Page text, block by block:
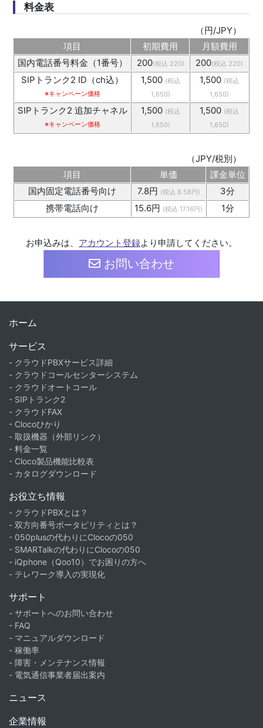
料金表
（円/JPY）
項目
初期費用
月額費用
国内電話番号料金（1番号）
200(税込 220) 200(税込 220)
SIPトランク2 ID（ch込）
※キャンペーン価格
1,500 (税込
1,650)
1,500 (税込
1,650)
SIPトランク2 追加チャネル
※キャンペーン価格
1,500 (税込
1,650)
1,500 (税込
1,650)
（JPY/税別）
項目
単価
課金単位
国内固定電話番号向け
7.8円 (税込 8.58円)
3分
携帯電話向け
15.6円 (税込 17.16円) 1分
お申込みは、 アカウント登録より申請してください。
お問い合わせ
ホーム
サービス
- クラウドPBXサービス詳細
- クラウドコールセンターシステム
- クラウドオートコール
- SIPトランク2
- クラウドFAX
- Clocoひかり
- 取扱機器（外部リンク）
- 料金一覧
- Cloco製品機能比較表
- カタログダウンロード
お役立ち情報
- クラウドPBXとは？
- 双方向番号ポータビリティとは？
- 050plusの代わりにClocoの050
- SMARTalkの代わりにClocoの050
- iQphone（Qoo10）でお困りの方へ
- テレワーク導入の実現化
サポート
- サポートへのお問い合わせ
- FAQ
- マニュアルダウンロード
- 稼働率
- 障害・メンテナンス情報
- 電気通信事業者届出案内
ニュース
企業情報